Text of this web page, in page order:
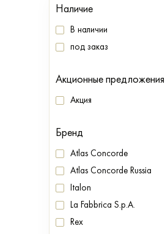
Наличие
В наличии
под заказ
Акционные предложения
Акция
Бренд
Atlas Concorde
Atlas Concorde Russia
Italon
La Fabbrica S.p.A.
Rex